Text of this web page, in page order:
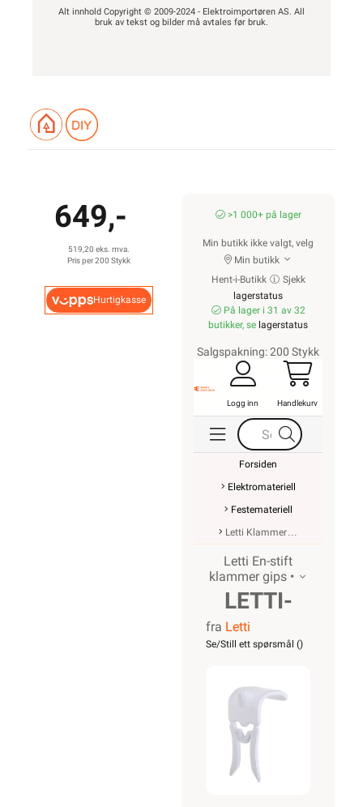
Alt innhold Copyright © 2009-2024 - Elektroimportøren AS. All
bruk av tekst og bilder må avtales før bruk.
649,-
519,20 eks. mva.
Pris per 200 Stykk
Hurtigkasse
>1 000+ på lager
Min butikk ikke valgt, velg
Min butikk
Hent-i-Butikk
Sjekk
lagerstatus
På lager i 31 av 32
butikker, se lagerstatus
Salgspakning: 200 Stykk
Logg inn Handlekurv
Forsiden
Elektromateriell
Festemateriell
Letti Klammer
Letti En-stift
klammer gips •
LETTI-
KLAMMER
PH
fra Letti
Se/Still ett spørsmål ()